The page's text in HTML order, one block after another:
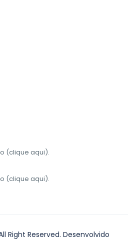
(clique aqui).
(clique aqui).
Right Reserved. Desenvolvido